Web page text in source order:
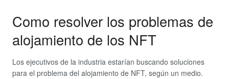
Como resolver los problemas de
alojamiento de los NFT
Los ejecutivos de la industria estarían buscando soluciones
para el problema del alojamiento de NFT, según un medio.